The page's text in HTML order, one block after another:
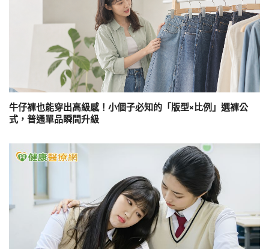
牛仔褲也能穿出高級感！小個子必知的「版型×比例」選褲公
式，普通單品瞬間升級